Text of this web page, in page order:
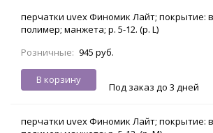
перчатки uvex Финомик Лайт; покрытие:
полимер; манжета; р. 5-12. (р. L)
Розничные: 945 руб.
В корзину
Под заказ до 3 дней
перчатки uvex Финомик Лайт; покрытие: